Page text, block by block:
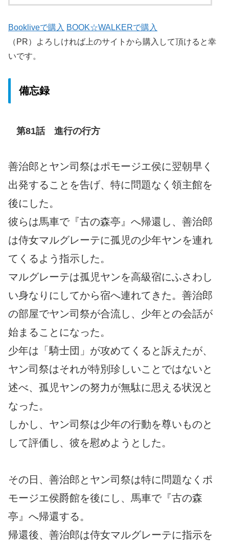
Bookliveで購入 BOOK☆WALKERで購入
（PR）よろしければ上のサイトから購入して頂けると幸
いです。
備忘録
第81話 進行の行方
善治郎とヤン司祭はポモージエ侯に翌朝早く
出発することを告げ、特に問題なく領主館を
後にした。
彼らは馬車で『古の森亭』へ帰還し、善治郎
は侍女マルグレーテに孤児の少年ヤンを連れ
てくるよう指示した。
マルグレーテは孤児ヤンを高級宿にふさわし
い身なりにしてから宿へ連れてきた。善治郎
の部屋でヤン司祭が合流し、少年との会話が
始まることになった。
少年は「騎士団」が攻めてくると訴えたが、
ヤン司祭はそれが特別珍しいことではないと
述べ、孤児ヤンの努力が無駄に思える状況と
なった。
しかし、ヤン司祭は少年の行動を尊いものと
して評価し、彼を慰めようとした。
その日、善治郎とヤン司祭は特に問題なくポ
モージエ侯爵館を後にし、馬車で『古の森
亭』へ帰還する。
帰還後、善治郎は侍女マルグレーテに指示を